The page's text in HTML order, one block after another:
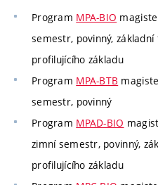
Program MPA-BIO
semestr, povinný,
profilujícího základu
Program MPA-BTB
semestr, povinný
Program MPAD-BIO
zimní semestr, povinný,
profilujícího základu